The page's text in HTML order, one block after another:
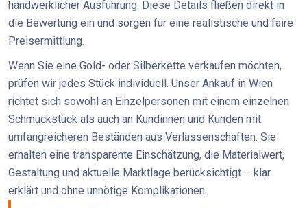
handwerklicher Ausführung. Diese Details fließen direkt in
die Bewertung ein und sorgen für eine realistische und faire
Preisermittlung.
Wenn Sie eine Gold- oder Silberkette verkaufen möchten,
prüfen wir jedes Stück individuell. Unser Ankauf in Wien
richtet sich sowohl an Einzelpersonen mit einem einzelnen
Schmuckstück als auch an Kundinnen und Kunden mit
umfangreicheren Beständen aus Verlassenschaften. Sie
erhalten eine transparente Einschätzung, die Materialwert,
Gestaltung und aktuelle Marktlage berücksichtigt – klar
erklärt und ohne unnötige Komplikationen.